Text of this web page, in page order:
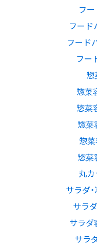
フー
フード
フード
フー
惣
惣菜
惣菜
惣菜
惣菜
惣菜
丸カ
サラダ
サラ
サラダ
サラ